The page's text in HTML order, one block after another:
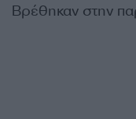
Βρέθηκαν στην